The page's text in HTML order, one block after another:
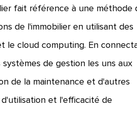
fait référence à une méthode
de l'immobilier en utilisant des
le cloud computing. En
de gestion les uns aux
de la maintenance et d'autres
et l'efficacité de